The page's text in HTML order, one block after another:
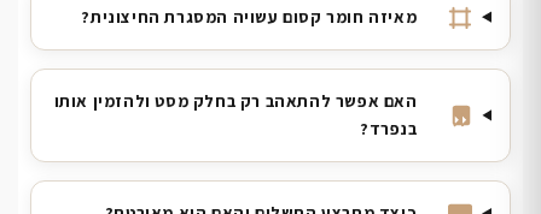
מאיזה חומר קסום עשויה המסגרת החיצונית?
האם אפשר להתאהב רק בחלק מסט ולהזמין אותו
בנפרד?